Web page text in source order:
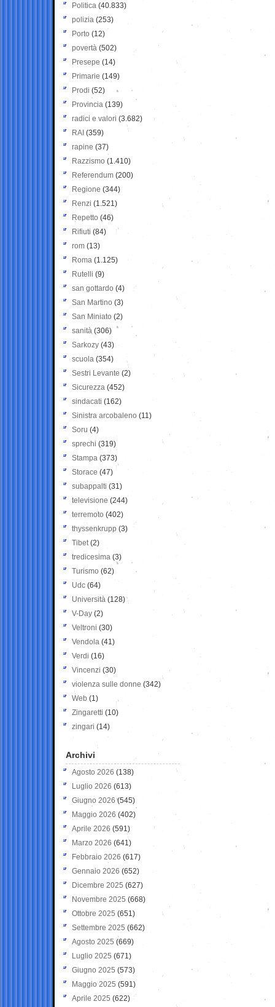
Politica (40.833)
polizia (253)
Porto (12)
povertà (502)
Presepe (14)
Primarie (149)
Prodi (52)
Provincia (139)
radici e valori (3.682)
RAI (359)
rapine (37)
Razzismo (1.410)
Referendum (200)
Regione (344)
Renzi (1.521)
Repetto (46)
Rifiuti (84)
rom (13)
Roma (1.125)
Rutelli (9)
san gottardo (4)
San Martino (3)
San Miniato (2)
sanità (306)
Sarkozy (43)
scuola (354)
Sestri Levante (2)
Sicurezza (452)
sindacati (162)
Sinistra arcobaleno (11)
Soru (4)
sprechi (319)
Stampa (373)
Storace (47)
subappalti (31)
televisione(244)
terremoto (402)
thyssenkrupp (3)
Tibet(2)
tredicesima (3)
Turismo (62)
Udc (64)
Università (128)
V-Day (2)
Veltroni (30)
Vendola (41)
Verdi (16)
Vincenzi (30)
violenza sulle donne (342)
Web (1)
Zingaretti (10)
zingari (14)
Archivi
Agosto 2026 (138)
Luglio 2026 (613)
Giugno 2026 (545)
Maggio 2026 (402)
Aprile 2026 (591)
Marzo 2026 (641)
Febbraio 2026 (617)
Gennaio 2026 (652)
Dicembre 2025 (627)
Novembre 2025 (668)
Ottobre 2025 (651)
Settembre 2025 (662)
Agosto 2025 (669)
Luglio 2025 (671)
Giugno 2025 (573)
Maggio 2025 (591)
Aprile 2025 (622)